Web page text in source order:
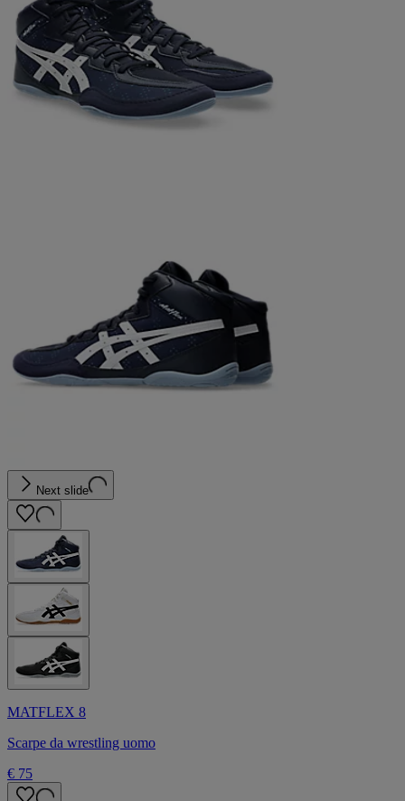
Next slide
MATFLEX 8
Scarpe da wrestling uomo
€ 75